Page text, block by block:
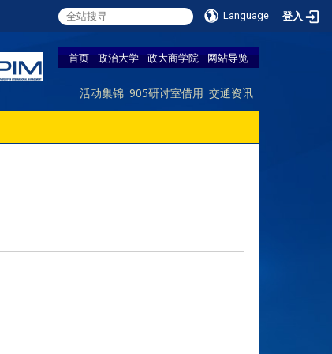
Language 登入
首页 政治大学 政大商学院 网站导览
活动集锦 905研讨室借用 交通资讯